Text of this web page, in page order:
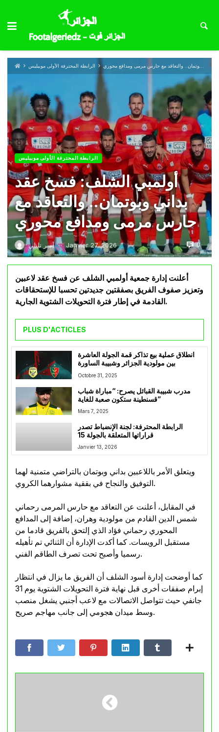
الرابطة المحترفة الأولى موبيليس أولمبي الشلف: فسخ عقد بداني وبوتمان.. والتعاقد مع حارس مرمى ومدافع محوري
الرابطة المحترفة الأولى موبيليس
أولمبي الشلف: فسخ عقد
بداني وبوتمان.. والتعاقد مع
حارس مرمى ومدافع محوري
أمير تليلي — Janvier 27, 2026 0
أعلنت إدارة جمعية أولمبي الشلف عن فسخ عقد لاعبين
وتعزيز صفوف الفريق بصفقتين جديدتين تحسبا للإستحقاقات
القادمة في إطار فترة التحويلات الشتوية الجارية.
PLUS D'ACTICLES
انطلاق عملية بيع تذاكر قمة الجولة العاشرة
بين مولودية الجزائر وشبيبة الساورة
Octobre 31, 2025
مدرب شبيبة القبائل يصرح: “مباراة شباب
قسنطينة ستكون صعبة للغاية”
Mars 7, 2025
الرابطة المحترفة: لجنة الإنضباط تصدر
قراراتها المتعلقة بالجولة 15
Janvier 13, 2026
ويتعلق الأمر باللاعبين بداني وبوتمان بالتراضي متمنية لهما
التوفيق والنجاح في بققية مشوارهما الكروي.
في المقابل، أعلنت عن التعاقد مع حارس المرمى رحماني
شمس الدين القادم من مولودية وهران، إضافة إلى المدافع
المحوري رحماني فؤاد الذي إلتحق بالفريق قادما من
مستقبل الرويسات. كما أكدت الإدارة أن الثنائي تم تأهيله
رسميا وأصبح تحت تصرف الطاقم الفني.
كما أوضحت إدارة أسود الشلف أن الفريق ما يزال في انتظار
إبرام صفقات أخرى قبل نهاية فترة التحويلات الشتوية يوم 31
جانفي حيث تتواصل الاتصالات مع لاعب أجنبي يشغل منصب
وسط ميدان هجومي إلى جانب مهاجم صريح.